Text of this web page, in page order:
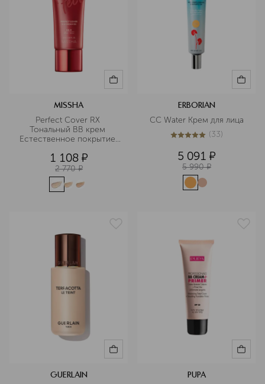
MISSHA
Perfect Cover RХ
Тональный BB крем
Естественное покрытие
1 108 ¤
2 770 ¤
ERBORIAN
CC Water Крем для лица
4.9из533 (33)
5 091 ¤
5 990 ¤
GUERLAIN PUPA